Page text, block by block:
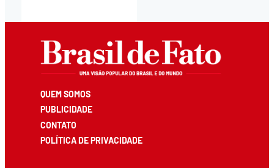
QUEM SOMOS
PUBLICIDADE
CONTATO
POLÍTICA DE PRIVACIDADE